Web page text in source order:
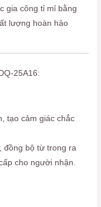
gia công tỉ mỉ bằng
lượng hoàn hảo
25A16:
tạo cảm giác chắc
đồng bộ từ trong ra
cho người nhận.